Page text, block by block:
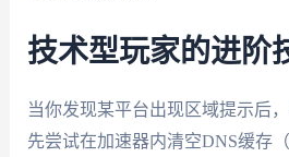
技术型玩家的进阶
当你发现某平台出现区域提示后
先尝试在加速器内清空DNS缓存